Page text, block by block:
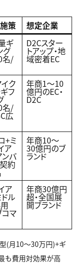
策
想定企業
ギ
グ
名/
D2Cスター
トアップ・地
域密着EC
ク
フ
名/
広
年商1〜10
億円のEC・
D2C
+ミ
ア
ンバ
約
年商10〜
30億円のブ
ランド
ア
ル
マ
年商30億円
超・全国展
開ブランド
(月10〜30万円)+ギ
も費用対効果が高